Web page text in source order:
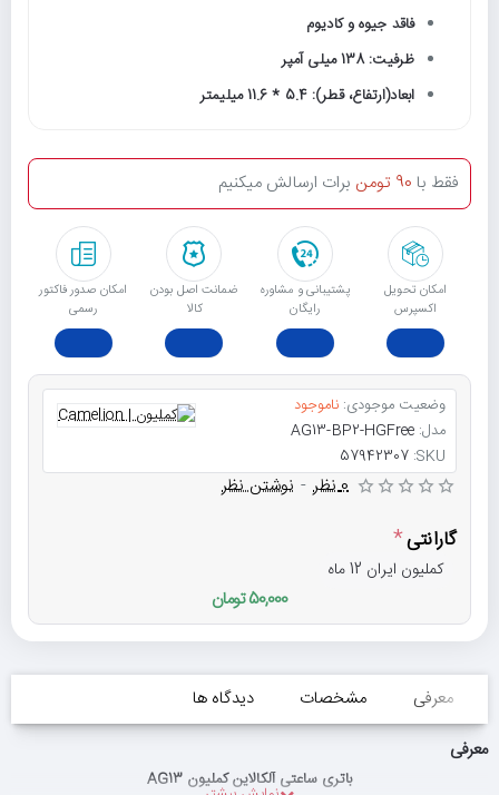
فاقد جیوه و کادیوم
ظرفیت: 138 میلی آمپر
ابعاد(ارتفاع، قطر): 5.4 * 11.6 میلیمتر
امکان تحویل
اکسپرس
پشتیبانی و مشاوره
رایگان
ﺿﻤﺎﻧﺖ اﺻﻞ ﺑﻮدن
ﮐﺎﻟﺎ
امکان صدور فاکتور
رسمی
فقط با 90 تومن برات ارسالش میکنیم
وضعیت موجودی: ناموجود
مدل: AG13-BP2-HGFree
SKU:
57942307
0 نظر - نوشتن نظر
گارانتی
کملیون ایران 12 ماه
50,000 تومان
معرفی مشخصات
دیدگاه ها
معرفی
باتری ساعتی آلکالاین کملیون AG13